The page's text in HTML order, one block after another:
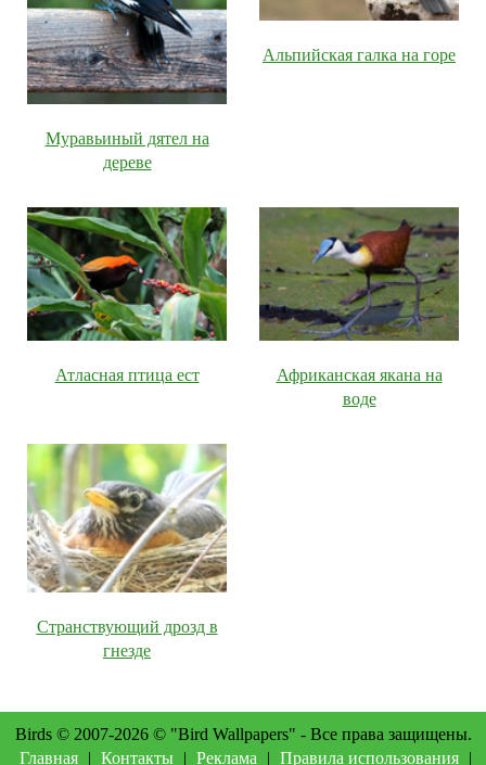
Муравьиный дятел на
дереве
Альпийская галка на горе
Атласная птица ест
Африканская якана на
воде
Странствующий дрозд в
гнезде
Birds © 2007-2026 © "Bird Wallpapers" - Все права защищены.
Главная | Контакты | Реклама | Правила использования |